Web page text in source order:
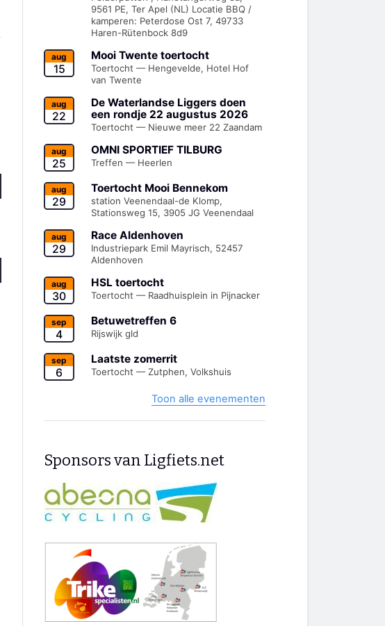
9561 PE, Ter Apel (NL) Locatie BBQ /
kamperen: Peterdose Ost 7, 49733
Haren-Rütenbock 8d9
aug
15
Mooi Twente toertocht
Toertocht — Hengevelde, Hotel Hof
van Twente
aug
22
De Waterlandse Liggers doen
een rondje 22 augustus 2026
Toertocht — Nieuwe meer 22 Zaandam
aug
25
OMNI SPORTIEF TILBURG
Treffen — Heerlen
aug
29
Toertocht Mooi Bennekom
station Veenendaal-de Klomp,
Stationsweg 15, 3905 JG Veenendaal
aug
29
Race Aldenhoven
Industriepark Emil Mayrisch, 52457
Aldenhoven
aug
30
HSL toertocht
Toertocht — Raadhuisplein in Pijnacker
sep
4
Betuwetreffen 6
Rijswijk gld
sep
6
Laatste zomerrit
Toertocht — Zutphen, Volkshuis
Toon alle evenementen
Sponsors van Ligfiets.net